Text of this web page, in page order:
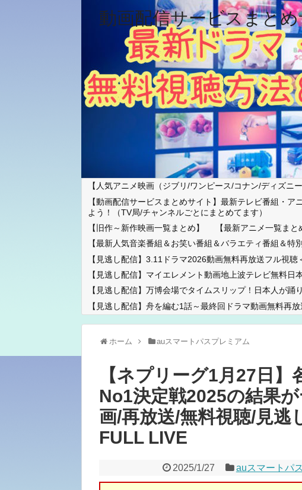
動画配信サービスまと
【人気アニメ映画（ジブリ/ワンピース/コナン/ディズニ
【動画配信サービスまとめサイト】最新テレビ番組・
よう！（TV局/チャンネルごとにまとめてます）
【旧作～新作映画一覧まとめ】
【最新アニメ一覧まと
【最新人気音楽番組＆お笑い番組＆バラエティ番組＆特
【見逃し配信】3.11ドラマ2026動画無料再放送フル視
【見逃し配信】マイエレメント動画地上波テレビ無料日
【見逃し配信】万博会場でタイムスリップ！日本人が
【見逃し配信】舟を編む1話～最終回ドラマ動画無料再
ホーム auスマートパスプレミアム
【ネプリーグ1月27日
No1決定戦2025の結果
画/再放送/無料視聴/見逃
FULL LIVE
2025/1/27 auスマートパ